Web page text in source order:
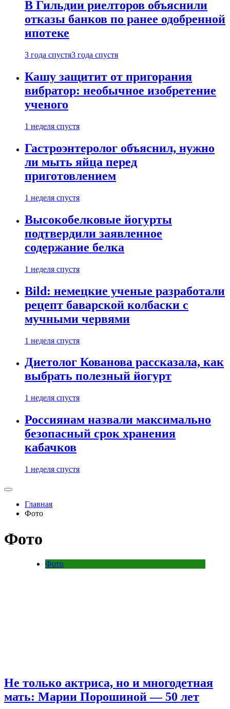
В Гильдии риелторов объяснили
отказы банков по ранее одобренной
ипотеке
3 года спустя3 года спустя
Кашу защитит от пригорания
вибратор: необычное изобретение
ученого
1 неделя спустя
Гастроэнтеролог объяснил, нужно
ли мыть яйца перед
приготовлением
1 неделя спустя
Высокобелковые йогурты
подтвердили заявленное
содержание белка
1 неделя спустя
Bild: немецкие ученые разработали
рецепт баварской колбаски с
мучными червями
1 неделя спустя
Диетолог Кованова рассказала, как
выбрать полезный йогурт
1 неделя спустя
Россиянам назвали максимально
безопасный срок хранения
кабачков
1 неделя спустя
Главная
Фото
Фото
Фото
Не только актриса, но и многодетная
мать: Марии Порошиной — 50 лет